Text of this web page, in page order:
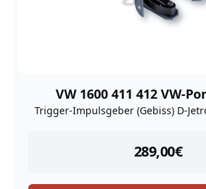
VW 1600 411 412 VW-
Trigger-Impulsgeber (Gebiss) D-
289,00€
instock